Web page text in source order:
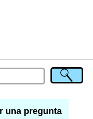
una pregunta